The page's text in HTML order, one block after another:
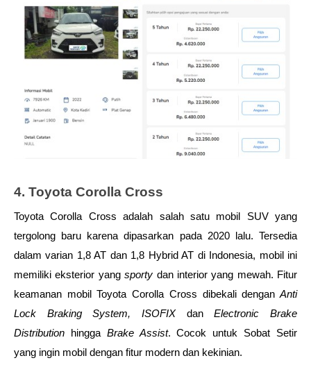
4. Toyota Corolla Cross
Toyota Corolla Cross adalah salah satu mobil SUV yang
tergolong baru karena dipasarkan pada 2020 lalu. Tersedia
dalam varian 1,8 AT dan 1,8 Hybrid AT di Indonesia, mobil ini
memiliki eksterior yang sporty dan interior yang mewah. Fitur
keamanan mobil Toyota Corolla Cross dibekali dengan Anti
Lock Braking System, ISOFIX dan Electronic Brake
Distribution hingga Brake Assist. Cocok untuk Sobat Setir
yang ingin mobil dengan fitur modern dan kekinian.